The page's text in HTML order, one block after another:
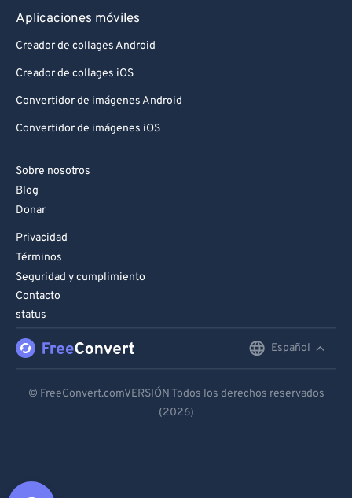
Aplicaciones móviles
Creador de collages Android
Creador de collages iOS
Convertidor de imágenes Android
Convertidor de imágenes iOS
Sobre nosotros
Blog
Donar
Privacidad
Términos
Seguridad y cumplimiento
Contacto
status
Español
Español
© FreeConvert.comVERSIÓN Todos los derechos reservados
(2026)